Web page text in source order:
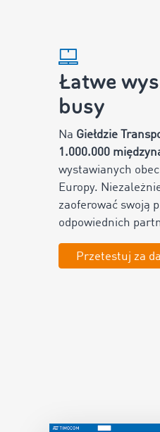
Łatwe
busy
Na Giełdzie
1 .000.000
wystawianych
Europy.
zaoferować swoją
odpowiednich
Przetestuj za